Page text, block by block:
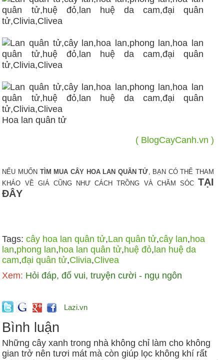
Hoa lan quân tử
( BlogCayCanh.vn )
NẾU MUỐN TÌM MUA CÂY HOA LAN QUÂN TỬ , BẠN CÓ THỂ THAM
KHẢO VỀ GIÁ CŨNG NHƯ CÁCH TRỒNG VÀ CHĂM SÓC TẠI
ĐÂY
Tags:cây hoa lan quân tử,Lan quân tử,cây lan,hoa
lan,phong lan,hoa lan quân tử,huệ đỏ,lan huệ da
cam,đại quân tử,Clivia,Clivea
Xem: Hỏi đáp, đố vui, truyện cười - ngụ ngôn
Lazi.vn
Bình luận
Những cây xanh trong nhà không chỉ làm cho không
gian trở nên tươi mát mà còn giúp lọc không khí rất